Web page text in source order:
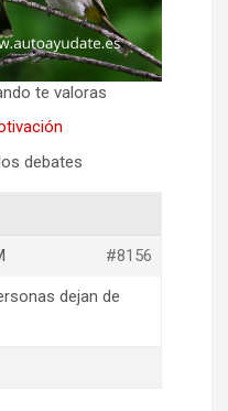
te valoras
debates
#8156
dejan de